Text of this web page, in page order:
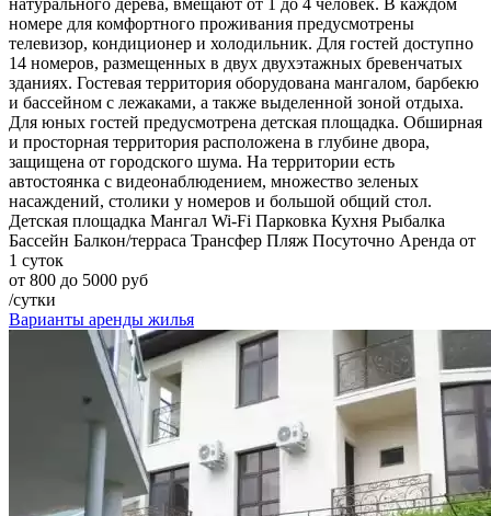
натурального дерева, вмещают от 1 до 4 человек. В каждом
номере для комфортного проживания предусмотрены
телевизор, кондиционер и холодильник. Для гостей доступно
14 номеров, размещенных в двух двухэтажных бревенчатых
зданиях. Гостевая территория оборудована мангалом, барбекю
и бассейном с лежаками, а также выделенной зоной отдыха.
Для юных гостей предусмотрена детская площадка. Обширная
и просторная территория расположена в глубине двора,
защищена от городского шума. На территории есть
автостоянка с видеонаблюдением, множество зеленых
насаждений, столики у номеров и большой общий стол.
Детская площадка Мангал Wi-Fi Парковка Кухня Рыбалка
Бассейн Балкон/терраса Трансфер Пляж Посуточно Аренда от
1 суток
от 800 до 5000 руб
/сутки
Варианты аренды жилья